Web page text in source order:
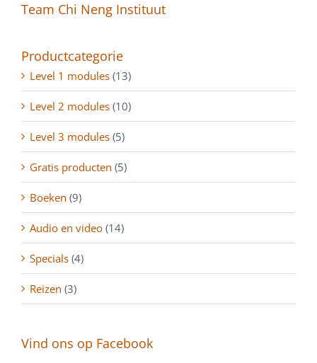
Team Chi Neng Instituut
Productcategorie
Level 1 modules (13)
Level 2 modules (10)
Level 3 modules (5)
Gratis producten (5)
Boeken (9)
Audio en video (14)
Specials (4)
Reizen (3)
Vind ons op Facebook